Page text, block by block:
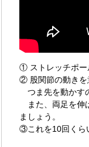
① ストレッチポー
② 股関節の動きを
つま先を動かす
また、両足を伸
ましょう。
③これを10回くら